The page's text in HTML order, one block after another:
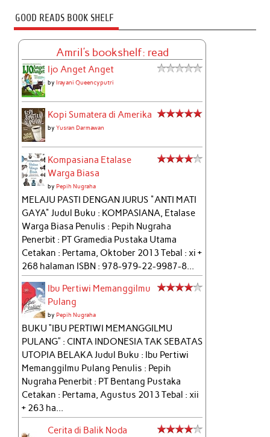
GOOD READS BOOK SHELF
Amril's bookshelf: read
Ijo Anget Anget
byIrayani Queencyputri
Kopi Sumatera di Amerika
byYusran Darmawan
Kompasiana Etalase
Warga Biasa
byPepih Nugraha
MELAJU PASTI DENGAN JURUS "ANTI MATI
GAYA" Judul Buku : KOMPASIANA, Etalase
Warga Biasa Penulis : Pepih Nugraha
Penerbit : PT Gramedia Pustaka Utama
Cetakan : Pertama, Oktober 2013 Tebal : xi +
268 halaman ISBN : 978-979-22-9987-8...
Ibu Pertiwi Memanggilmu
Pulang
byPepih Nugraha
BUKU “IBU PERTIWI MEMANGGILMU
PULANG” : CINTA INDONESIA TAK SEBATAS
UTOPIA BELAKA Judul Buku : Ibu Pertiwi
Memanggilmu Pulang Penulis : Pepih
Nugraha Penerbit : PT Bentang Pustaka
Cetakan : Pertama, Agustus 2013 Tebal : xii
+ 263 ha...
Cerita di Balik Noda